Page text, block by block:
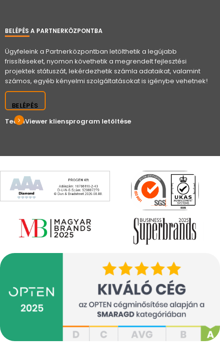
BELÉPÉS A PARTNERKÖZPONTBA
Ügyfeleink a Partnerközpontban letölthetik a legújabb
frissítéseket, nyomon követhetik a megrendelt fejlesztési
projektek státuszát, lekérdezhetik számla adataikat, valamint
számos, egyéb kényelmi szolgáltatásokat is igénybe vehetnek!
BELÉPÉS
TeamViewer kliensprogram letöltése